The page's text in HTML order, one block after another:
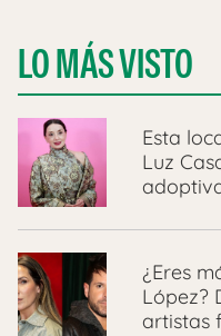
LO MÁS VISTO
Esta
Luz
¿Eres
López?
artistas